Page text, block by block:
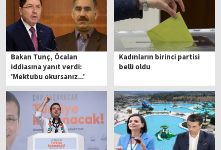
Bakan Tunç, Öcalan
iddiasına yanıt verdi:
'Mektubu okursanız...'
Kadınların birinci partisi
belli oldu